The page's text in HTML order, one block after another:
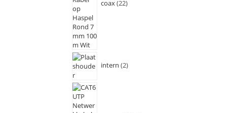
coax 22
intern 2